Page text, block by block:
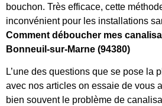
bouchon. Très efficace, cette
inconvénient pour les installations
Comment déboucher mes
Bonneuil-sur-Marne (94380)
L’une des questions que se pose la
avec nos articles on essaie de vous
bien souvent le problème de